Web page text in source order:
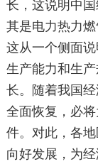
长，这说明中
其是电力热力
这从一个侧面
生产能力和生
长。随着我国
全面恢复，必
件。对此，各
向好发展，为